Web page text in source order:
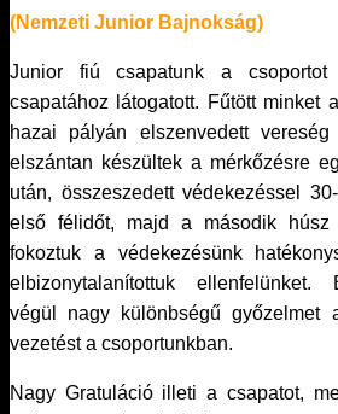
(Nemzeti Junior Bajnokság)
Junior fiú csapatunk a csoportot
csapatához látogatott. Fűtött minket
hazai pályán elszenvedett
elszántan készültek a mérkőzésre
után, összeszedett védekezéssel
első félidőt, majd a második húsz
fokoztuk a védekezésünk
elbizonytalanítottuk ellenfelünket.
végül nagy különbségű győzelmet
vezetést a csoportunkban.
Nagy Gratuláció illeti a csapatot,